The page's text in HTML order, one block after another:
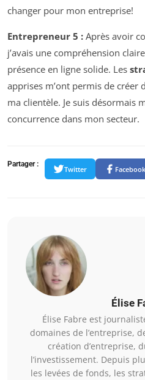
changer pour mon entreprise!
Entrepreneur 5 : Après avoir
j’avais une compréhension
présence en ligne solide. Les
apprises m’ont permis de créer
ma clientèle. Je suis désormais
concurrence dans mon secteur.
Partager :
Twitter Facebook
Élise
Élise Fabre est
domaines de l’entreprise,
création d’entreprise,
l’investissement. Depuis
les levées de fonds, les